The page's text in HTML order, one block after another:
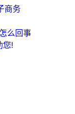
商务
么回事
您!